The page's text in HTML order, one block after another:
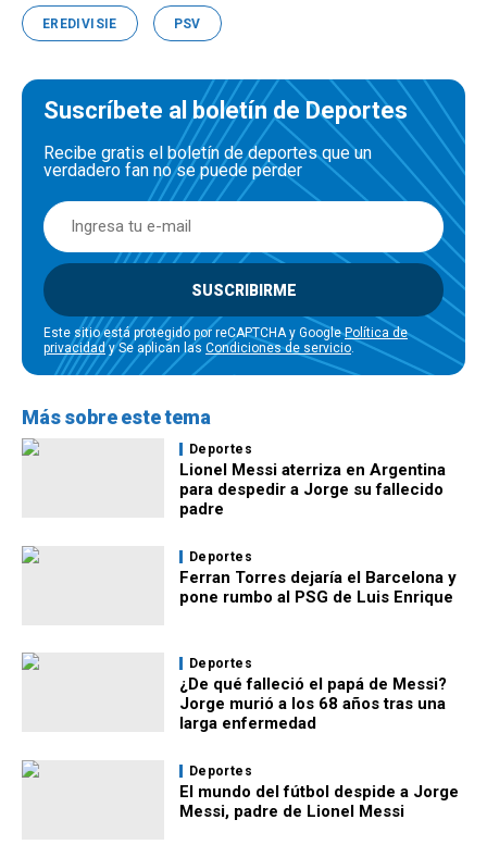
EREDIVISIE PSV
Suscríbete al boletín de Deportes
Recibe gratis el boletín de deportes que un
verdadero fan no se puede perder
SUSCRIBIRME
Este sitio está protegido por reCAPTCHA y GooglePolítica de
privacidady Se aplican las Condiciones de servicio.
Más sobre este tema
Deportes
Lionel Messi aterriza en Argentina
para despedir a Jorge su fallecido
padre
Deportes
Ferran Torres dejaría el Barcelona y
pone rumbo al PSG de Luis Enrique
Deportes
¿De qué falleció el papá de Messi?
Jorge murió a los 68 años tras una
larga enfermedad
Deportes
El mundo del fútbol despide a Jorge
Messi, padre de Lionel Messi